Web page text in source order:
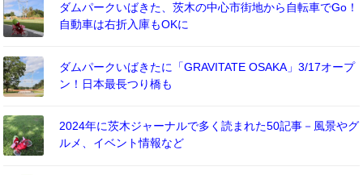
ダムパークいばきた、茨木の中心市街地から自転車でGo！
自動車は右折入庫もOKに
ダムパークいばきたに「GRAVITATE OSAKA」3/17オープ
ン！日本最長つり橋も
2024年に茨木ジャーナルで多く読まれた50記事－風景やグ
ルメ、イベント情報など